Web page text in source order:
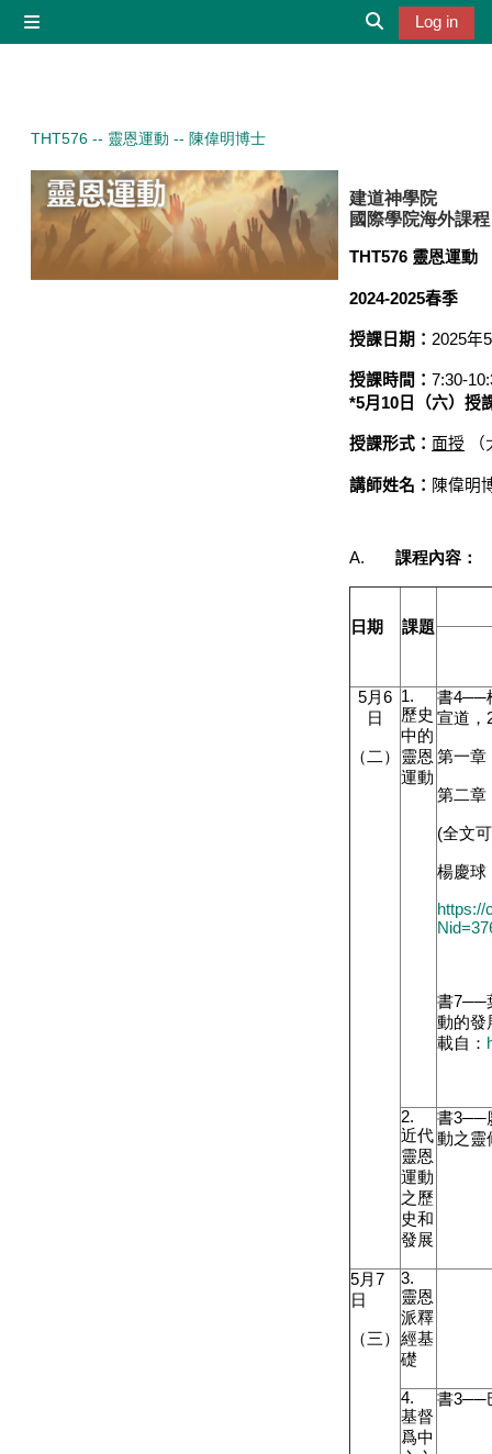
Log in
THT576 -- 靈恩運動 -- 陳偉明博士
建道神學院
國際學院海外課程
THT576 靈恩運動
2024-2025春季
授課日期： 2025年5
授課時間：7:30-10
*5月 10 日（六）授
授課形式： 面授 （
講師姓名： 陳偉明
A.課程內容：
日期 課題
5月6
日
（二）
1.
歷史
中的
靈恩
運動
書4──
宣道，
第一章
第二章
(全文
楊慶球
https://
書7──
動的發
載自：
2.
近代
靈恩
運動
之歷
史和
發展
書3──
動之靈
5月7
日
（三）
3.
靈恩
派釋
經基
礎
4.
基督
爲中
書3──